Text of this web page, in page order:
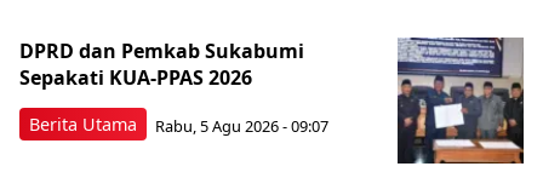
Berita Utama
DPRD dan Pemkab Sukabumi
Sepakati KUA-PPAS 2026
Rabu, 5 Agu 2026 - 09:07